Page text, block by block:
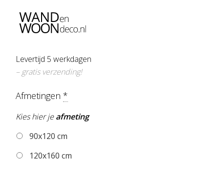
Levertijd 5 werkdagen
– gratis verzending!
Afmetingen *
Kies hier jeafmeting
90x120 cm
120x160 cm